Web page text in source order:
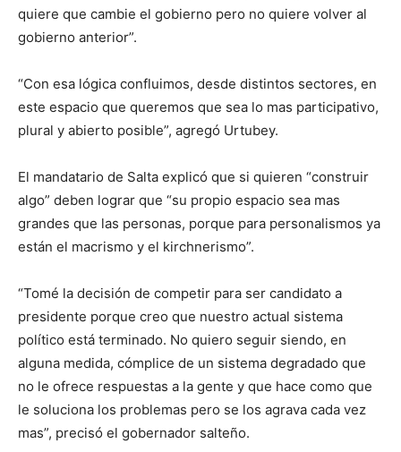
quiere que cambie el gobierno pero no quiere volver al
gobierno anterior”.
“Con esa lógica confluimos, desde distintos sectores, en
este espacio que queremos que sea lo mas participativo,
plural y abierto posible”, agregó Urtubey.
El mandatario de Salta explicó que si quieren “construir
algo” deben lograr que “su propio espacio sea mas
grandes que las personas, porque para personalismos ya
están el macrismo y el kirchnerismo”.
“Tomé la decisión de competir para ser candidato a
presidente porque creo que nuestro actual sistema
político está terminado. No quiero seguir siendo, en
alguna medida, cómplice de un sistema degradado que
no le ofrece respuestas a la gente y que hace como que
le soluciona los problemas pero se los agrava cada vez
mas”, precisó el gobernador salteño.